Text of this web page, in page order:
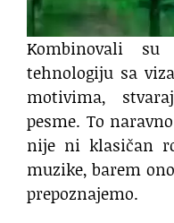
Kombinovali
tehnologiju sa
motivima,
pesme. To
nije ni klasičan
muzike, barem
prepoznajemo.